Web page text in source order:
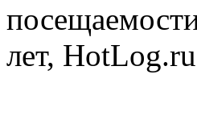
лет, HotLog.ru